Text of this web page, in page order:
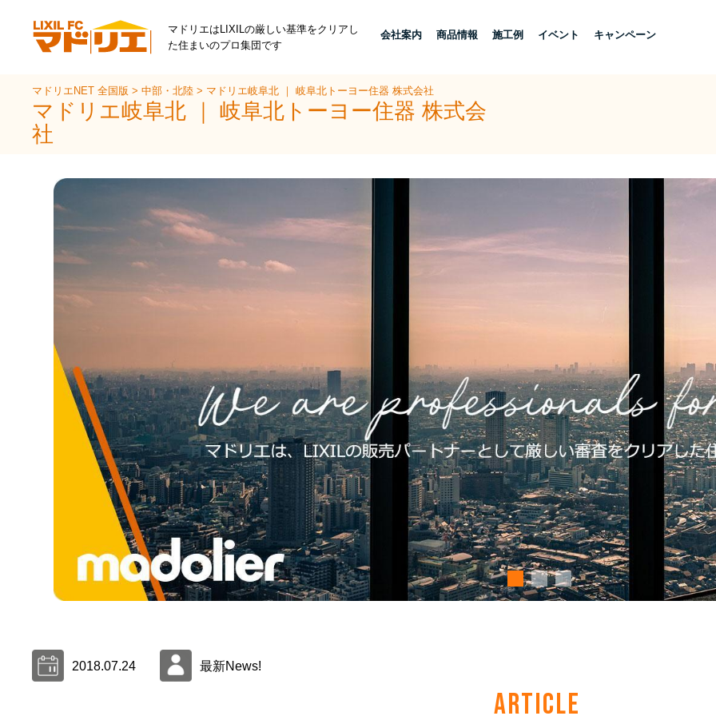
マドリエはLIXILの厳しい基準をクリアし
た住まいのプロ集団です
会社案内 商品情報 施工例 イベント キャンペーン
マドリエNET 全国版>中部・北陸> マドリエ岐阜北 ｜ 岐阜北トーヨー住器 株式会社
マドリエ岐阜北 ｜ 岐阜北トーヨー住器 株式会
社
2018.07.24 最新News!
ARTICLE